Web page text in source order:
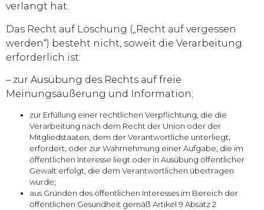
verlangt hat.
Das Recht auf Löschung („Recht auf vergessen
werden“) besteht nicht, soweit die Verarbeitung
erforderlich ist:
– zur Ausübung des Rechts auf freie
Meinungsäußerung und Information;
zur Erfüllung einer rechtlichen Verpflichtung, die die
Verarbeitung nach dem Recht der Union oder der
Mitgliedstaaten, dem der Verantwortliche unterliegt,
erfordert, oder zur Wahrnehmung einer Aufgabe, die im
öffentlichen Interesse liegt oder in Ausübung öffentlicher
Gewalt erfolgt, die dem Verantwortlichen übertragen
wurde;
aus Gründen des öffentlichen Interesses im Bereich der
öffentlichen Gesundheit gemäß Artikel 9 Absatz 2